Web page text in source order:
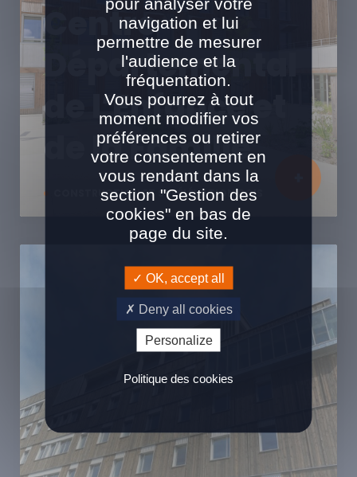
CONSTRUCTION ET SURÉLÉVATION BOIS
Centre
Départemental
de l’Enfance et
de la Famille
navigation et lui
permettre de mesurer
l'audience et la
fréquentation.
Vous pourrez à tout
moment modifier vos
préférences ou retirer
votre consentement en
vous rendant dans la
section "Gestion des
cookies" en bas de
page du site.
OK, accept all
Deny all cookies
Personalize
Politique des cookies